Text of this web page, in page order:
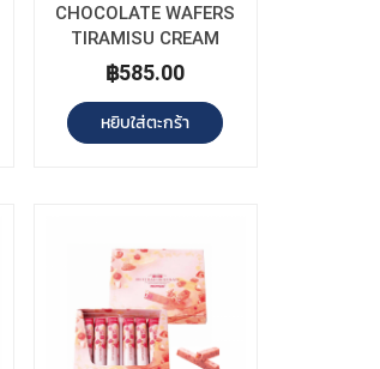
CHOCOLATE WAFERS
TIRAMISU CREAM
(12PCS)
฿585.00
หยิบใส่ตะกร้า